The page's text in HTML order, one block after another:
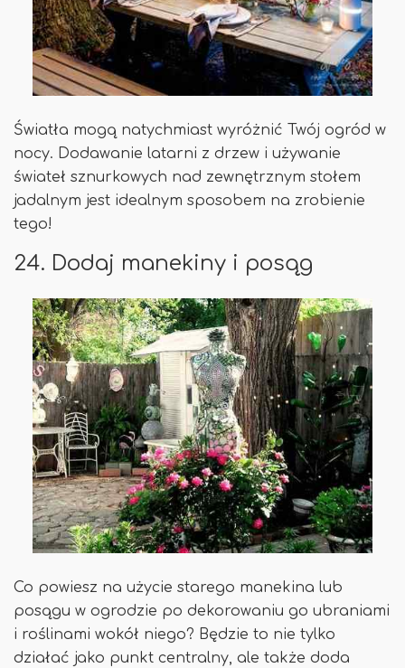
Światła mogą natychmiast wyróżnić Twój ogród w
nocy. Dodawanie latarni z drzew i używanie
świateł sznurkowych nad zewnętrznym stołem
jadalnym jest idealnym sposobem na zrobienie
tego!
24. Dodaj manekiny i posąg
Co powiesz na użycie starego manekina lub
posągu w ogrodzie po dekorowaniu go ubraniami
i roślinami wokół niego? Będzie to nie tylko
działać jako punkt centralny, ale także doda